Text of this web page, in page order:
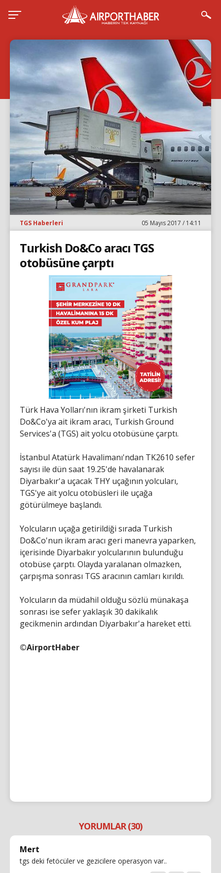
TGS Haberleri 05 Mayıs 2017 / 14:11
Turkish Do&Co aracı TGS
otobüsüne çarptı
Türk Hava Yolları'nın ikram şirketi Turkish
Do&Co'ya ait ikram aracı, Turkish Ground
Services'a (TGS) ait yolcu otobüsüne çarptı.
İstanbul Atatürk Havalimanı'ndan TK2610 sefer
sayısı ile dün saat 19.25'de havalanarak
Diyarbakır'a uçacak THY uçağının yolcuları,
TGS'ye ait yolcu otobüsleri ile uçağa
götürülmeye başlandı.
Yolcuların uçağa getirildiği sırada Turkish
Do&Co'nun ikram aracı geri manevra yaparken,
içerisinde Diyarbakır yolcularının bulunduğu
otobüse çarptı. Olayda yaralanan olmazken,
çarpışma sonrası TGS aracının camları kırıldı.
Yolcuların da müdahil olduğu sözlü münakaşa
sonrası ise sefer yaklaşık 30 dakikalık
gecikmenin ardından Diyarbakır'a hareket etti.
©AirportHaber
YORUMLAR (30)
Mert
tgs deki fetöcüler ve gezicilere operasyon var..